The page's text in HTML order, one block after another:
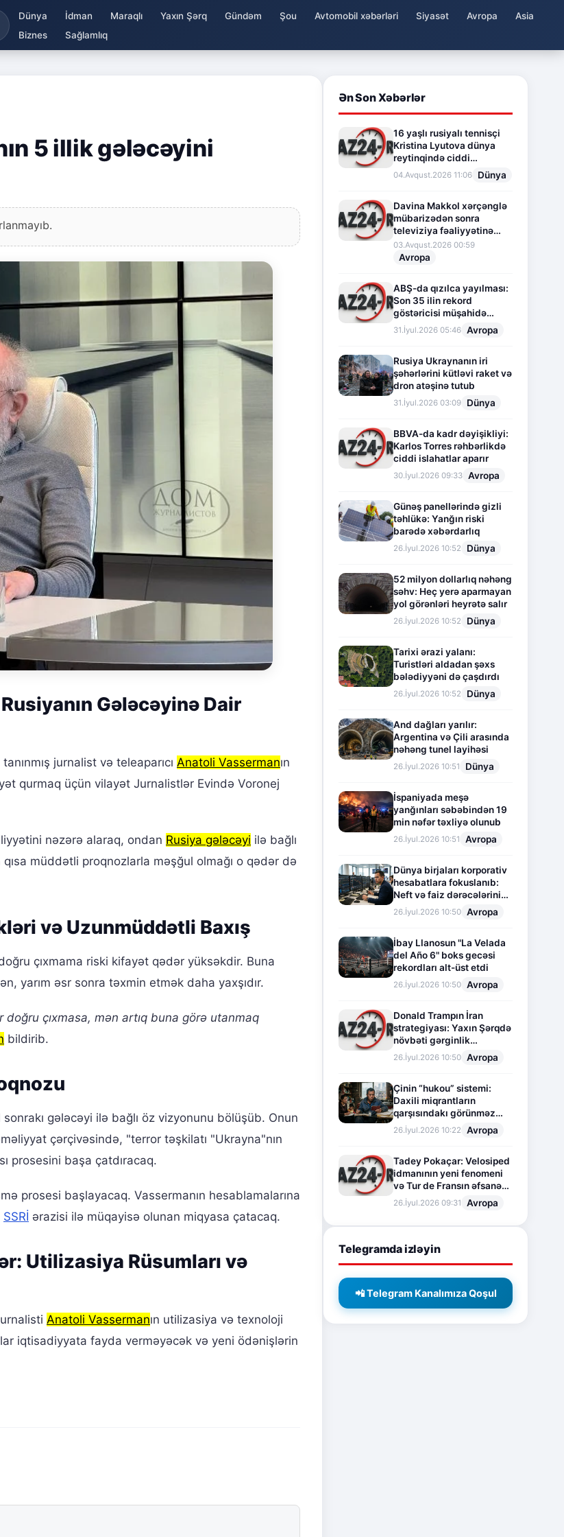
Dünya İdman Maraqlı Yaxın Şərq Gündəm Şou Avtomobil xəbərləri Siyasət Avropa
Asia
Biznes
Sağlamlıq
5 illik gələcəyini
Gələcəyinə Dair
jurnalist və teleaparıcı Anatoli Vassermanın
qurmaq üçün vilayət Jurnalistlər Evində Voronej
nəzərə alaraq, ondan Rusiya gələcəyi ilə bağlı
müddətli proqnozlarla məşğul olmağı o qədər də
və Uzunmüddətli Baxış
çıxmama riski kifayət qədər yüksəkdir. Buna
yarım əsr sonra təxmin etmək daha yaxşıdır.
çıxmasa, mən artıq buna görə utanmaq
bildirib.
sonrakı gələcəyi ilə bağlı öz vizyonunu bölüşüb. Onun
çərçivəsində, "terror təşkilatı "Ukrayna"nın
prosesini başa çatdıracaq.
prosesi başlayacaq. Vassermanın hesablamalarına
SSRİ ərazisi ilə müqayisə olunan miqyasa çatacaq.
Utilizasiya Rüsumları və
Anatoli Vassermanın utilizasiya və texnoloji
iqtisadiyyata fayda verməyəcək və yeni ödənişlərin
Ən Son Xəbərlər
16 yaşlı rusiyalı tennisçi
Kristina Lyutova dünya
reytinqində ciddi
irəliləyişə imza atdı
04.Avqust.2026 11:06 Dünya
Davina Makkol xərçənglə
mübarizədən sonra
televiziya fəaliyyətinə
fasilə verir
03.Avqust.2026 00:59
Avropa
ABŞ-da qızılca yayılması:
Son 35 ilin rekord
göstəricisi müşahidə
olunur
31.İyul.2026 05:46 Avropa
Rusiya Ukraynanın iri
şəhərlərini kütləvi raket və
dron atəşinə tutub
31.İyul.2026 03:09 Dünya
BBVA-da kadr dəyişikliyi:
Karlos Torres rəhbərlikdə
ciddi islahatlar aparır
30.İyul.2026 09:33 Avropa
Günəş panellərində gizli
təhlükə: Yanğın riski
barədə xəbərdarlıq
26.İyul.2026 10:52 Dünya
52 milyon dollarlıq nəhəng
səhv: Heç yerə aparmayan
yol görənləri heyrətə salır
26.İyul.2026 10:52 Dünya
Tarixi ərazi yalanı:
Turistləri aldadan şəxs
bələdiyyəni də çaşdırdı
26.İyul.2026 10:52 Dünya
And dağları yarılır:
Argentina və Çili arasında
nəhəng tunel layihəsi
26.İyul.2026 10:51 Dünya
İspaniyada meşə
yanğınları səbəbindən 19
min nəfər təxliyə olunub
26.İyul.2026 10:51 Avropa
Dünya birjaları korporativ
hesabatlara fokuslanıb:
Neft və faiz dərəcələrinin
təsiri altında cari vəziyyət
26.İyul.2026 10:50 Avropa
İbay Llanosun "La Velada
del Año 6" boks gecəsi
rekordları alt-üst etdi
26.İyul.2026 10:50 Avropa
Donald Trampın İran
strategiyası: Yaxın Şərqdə
növbəti gərginlik
mərhələsi
26.İyul.2026 10:50 Avropa
Çinin “hukou” sistemi:
Daxili miqrantların
qarşısındakı görünməz
sədd
26.İyul.2026 10:22 Avropa
Tadey Pokaçar: Velosiped
idmanının yeni fenomeni
və Tur de Fransın əfsanəvi
səhifəsi
26.İyul.2026 09:31 Avropa
Telegramda izləyin
📲 Telegram Kanalımıza Qoşul